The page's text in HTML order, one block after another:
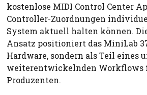
kostenlose MIDI Control Center
Controller-Zuordnungen
System aktuell halten können.
Ansatz positioniert das MiniLab
Hardware, sondern als Teil eines
weiterentwickelnden Workflows
Produzenten.